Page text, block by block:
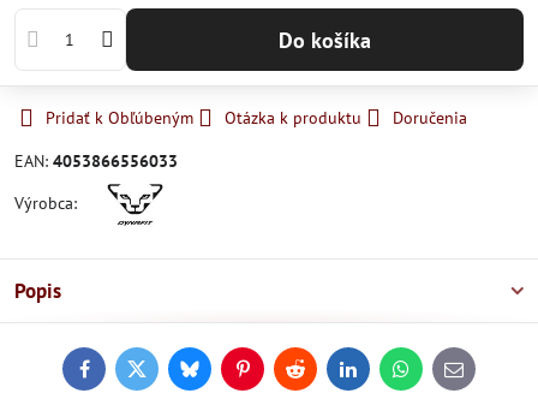
Do košíka
Pridať k Obľúbeným Otázka k produktu
Doručenia
EAN: 4053866556033
Výrobca:
Popis
FacebookTwitterBlueskyPinterestReddit LinkedInWhatsApp
E-
mail